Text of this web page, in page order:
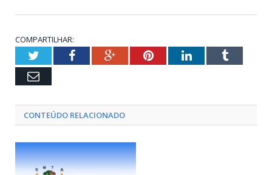
COMPARTILHAR:
TwitterFacebookGoogle+PinterestLinkedInTumblr
Email
CONTEÚDO RELACIONADO